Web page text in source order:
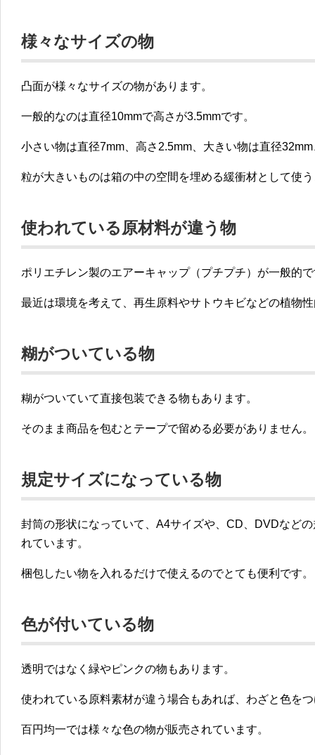
様々なサイズの物
凸面が様々なサイズの物があります。
一般的なのは直径10mmで高さが3.5mmです。
小さい物は直径7mm、高さ2.5mm、大きい物は直径
粒が大きいものは箱の中の空間を埋める緩衝材として使
使われている原材料が違う物
ポリエチレン製のエアーキャップ（プチプチ）が一般的
最近は環境を考えて、再生原料やサトウキビなどの植物
糊がついている物
糊がついていて直接包装できる物もあります。
そのまま商品を包むとテープで留める必要がありません。
規定サイズになっている物
封筒の形状になっていて、A4サイズや、CD、DVDなど
れています。
梱包したい物を入れるだけで使えるのでとても便利です。
色が付いている物
透明ではなく緑やピンクの物もあります。
使われている原料素材が違う場合もあれば、わざと色を
百円均一では様々な色の物が販売されています。